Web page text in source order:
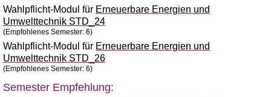
Wahlpflicht-Modul für Erneuerbare Energien und
Umwelttechnik STD_24
(Empfohlenes Semester: 6)
Wahlpflicht-Modul für Erneuerbare Energien und
Umwelttechnik STD_26
(Empfohlenes Semester: 6)
Semester Empfehlung: